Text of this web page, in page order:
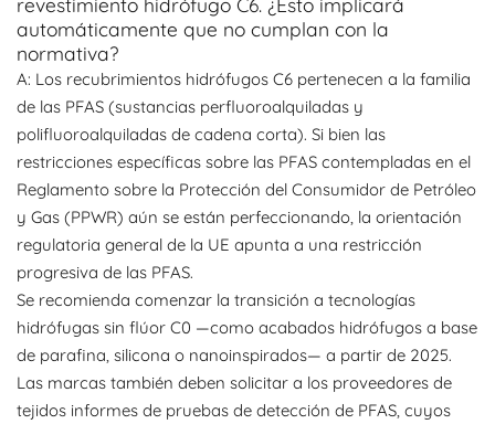
automáticamente que no cumplan con la
normativa?
A: Los recubrimientos hidrófugos C6 pertenecen a la familia
de las PFAS (sustancias perfluoroalquiladas y
polifluoroalquiladas de cadena corta). Si bien las
restricciones específicas sobre las PFAS contempladas en el
Reglamento sobre la Protección del Consumidor de Petróleo
y Gas (PPWR) aún se están perfeccionando, la orientación
regulatoria general de la UE apunta a una restricción
progresiva de las PFAS.
Se recomienda comenzar la transición a tecnologías
hidrófugas sin flúor C0 —como acabados hidrófugos a base
de parafina, silicona o nanoinspirados— a partir de 2025.
Las marcas también deben solicitar a los proveedores de
tejidos informes de pruebas de detección de PFAS, cuyos